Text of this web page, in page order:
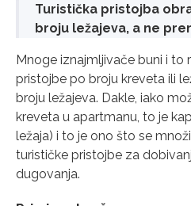
Turistička pristojba
broju ležajeva, a ne
Mnoge iznajmljivače buni i to
pristojbe po broju kreveta ili
broju ležajeva. Dakle, iako
kreveta u apartmanu, to je
ležaja) i to je ono što se
turističke pristojbe za
dugovanja.